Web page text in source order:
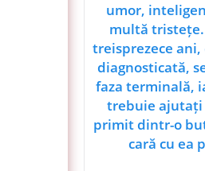
umor,
multă tristețe.
treisprezece ani,
diagnosticată,
faza terminală,
trebuie ajutați
primit dintr-o
cară cu ea